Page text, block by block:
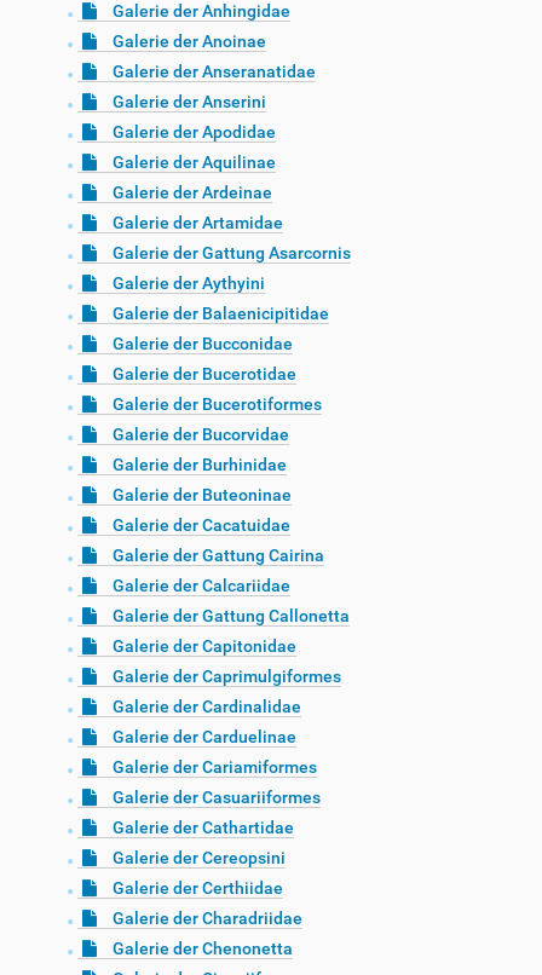
Galerie der Anhingidae
Galerie der Anoinae
Galerie der Anseranatidae
Galerie der Anserini
Galerie der Apodidae
Galerie der Aquilinae
Galerie der Ardeinae
Galerie der Artamidae
Galerie der Gattung Asarcornis
Galerie der Aythyini
Galerie der Balaenicipitidae
Galerie der Bucconidae
Galerie der Bucerotidae
Galerie der Bucerotiformes
Galerie der Bucorvidae
Galerie der Burhinidae
Galerie der Buteoninae
Galerie der Cacatuidae
Galerie der Gattung Cairina
Galerie der Calcariidae
Galerie der Gattung Callonetta
Galerie der Capitonidae
Galerie der Caprimulgiformes
Galerie der Cardinalidae
Galerie der Carduelinae
Galerie der Cariamiformes
Galerie der Casuariiformes
Galerie der Cathartidae
Galerie der Cereopsini
Galerie der Certhiidae
Galerie der Charadriidae
Galerie der Chenonetta